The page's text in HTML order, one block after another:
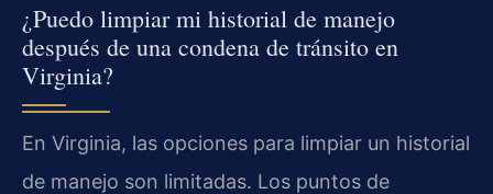
¿Puedo limpiar mi historial de manejo
después de una condena de tránsito en
Virginia?
En Virginia, las opciones para limpiar un historial
de manejo son limitadas. Los puntos de